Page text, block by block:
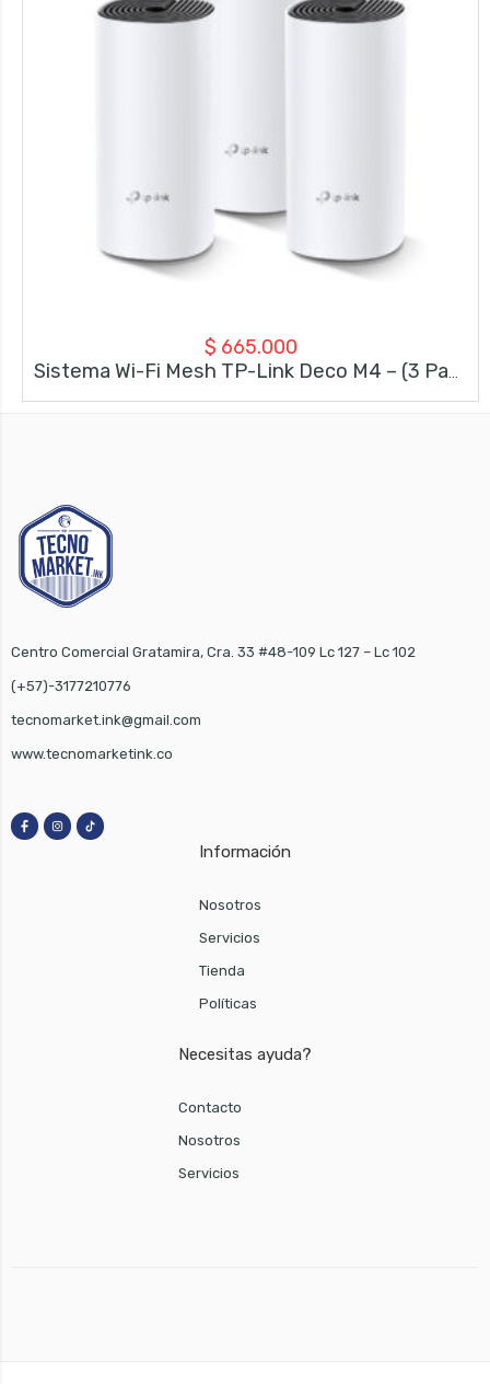
$ 665.000
Centro Comercial Gratamira, Cra. 33 #48-109 Lc 127 – Lc 102
(+57)-3177210776
tecnomarket.ink@gmail.com
www.tecnomarketink.co
Información
Nosotros
Servicios
Tienda
Políticas
Necesitas ayuda?
Contacto
Nosotros
Servicios